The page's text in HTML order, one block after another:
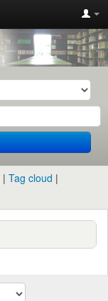
Tag cloud